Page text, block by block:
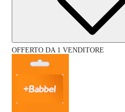
OFFERTO DA 1 VENDITORE